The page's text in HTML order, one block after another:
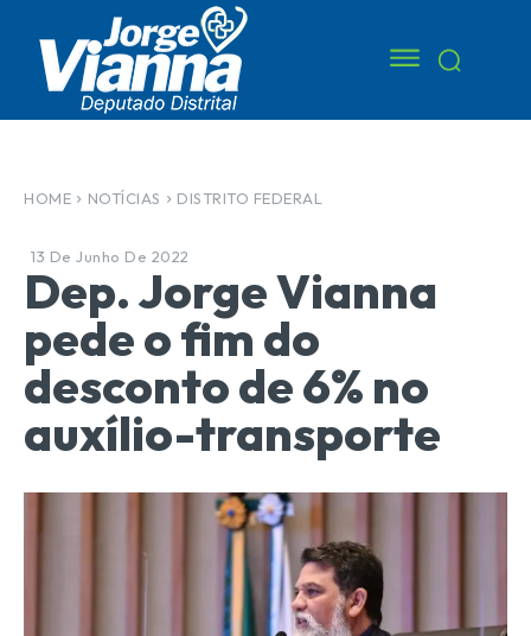
HOME NOTÍCIAS DISTRITO FEDERAL
13 De Junho De 2022
Dep. Jorge Vianna
pede o fim do
desconto de 6% no
auxílio-transporte